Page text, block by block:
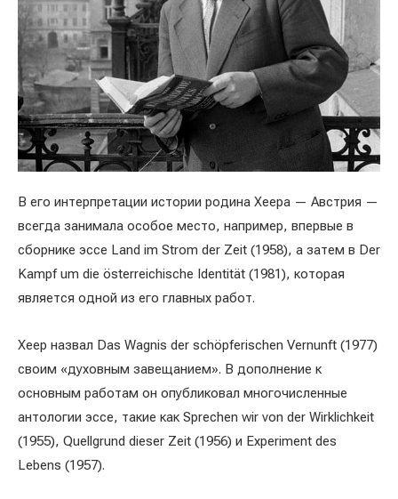
В его интерпретации истории родина Хеера — Австрия —
всегда занимала особое место, например, впервые в
сборнике эссе Land im Strom der Zeit (1958), а затем в Der
Kampf um die österreichische Identität (1981), которая
является одной из его главных работ.
Хеер назвал Das Wagnis der schöpferischen Vernunft (1977)
своим «духовным завещанием». В дополнение к
основным работам он опубликовал многочисленные
антологии эссе, такие как Sprechen wir von der Wirklichkeit
(1955), Quellgrund dieser Zeit (1956) и Experiment des
Lebens (1957).